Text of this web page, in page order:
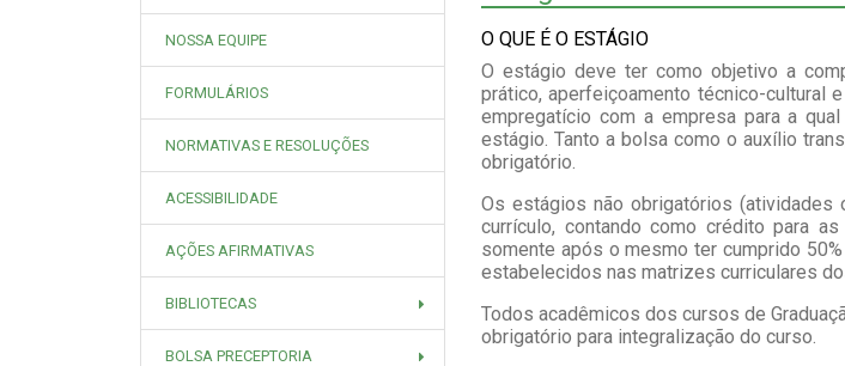
NOSSA EQUIPE
FORMULÁRIOS
NORMATIVAS E RESOLUÇÕES
ACESSIBILIDADE
AÇÕES AFIRMATIVAS
BIBLIOTECAS
BOLSA PRECEPTORIA
O QUE É O ESTÁGIO
O estágio deve ter como objetivo a
prático, aperfeiçoamento técnico-cultural
empregatício com a empresa para a
estágio. Tanto a bolsa como o auxílio
obrigatório.
Os estágios não obrigatórios (atividades
currículo, contando como crédito para
somente após o mesmo ter cumprido
estabelecidos nas matrizes curriculares
Todos acadêmicos dos cursos de
obrigatório para integralização do curso.